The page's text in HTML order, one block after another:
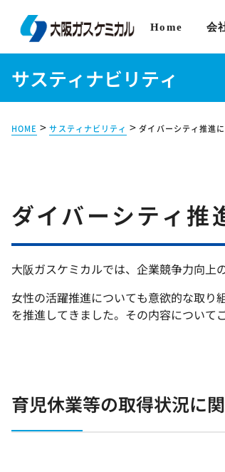
Home 会
サスティナビリティ
HOME > サスティナビリティ > ダイバーシティ推進
ダイバーシティ推
大阪ガスケミカルでは、企業競争力向上
女性の活躍推進についても意欲的な取り
を推進してきました。その内容について
育児休業等の取得状況に